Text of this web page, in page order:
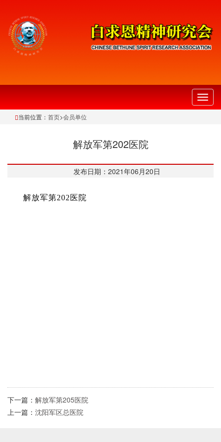
切
换
当前位置： 首页>会员单位
解放军第202医院
发布日期：2021年06月20日
解放军第202医院
下一篇： 解放军第205医院
上一篇： 沈阳军区总医院